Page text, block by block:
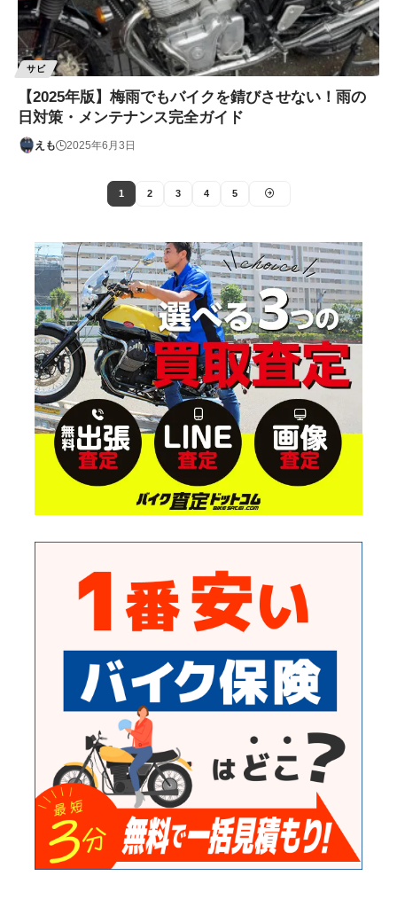
サビ
【2025年版】梅雨でもバイクを錆びさせない！雨の
日対策・メンテナンス完全ガイド
えも 2025年6月3日
1 2 3 4 5